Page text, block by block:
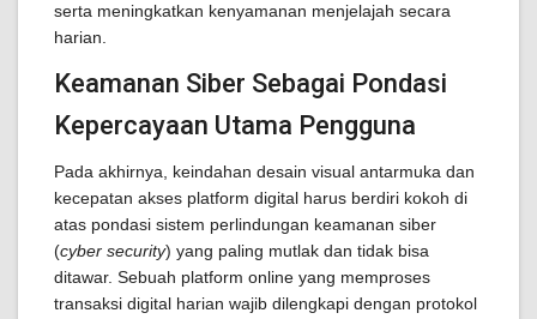
serta meningkatkan kenyamanan menjelajah secara
harian.
Keamanan Siber Sebagai Pondasi
Kepercayaan Utama Pengguna
Pada akhirnya, keindahan desain visual antarmuka dan
kecepatan akses platform digital harus berdiri kokoh di
atas pondasi sistem perlindungan keamanan siber
(cyber security) yang paling mutlak dan tidak bisa
ditawar. Sebuah platform online yang memproses
transaksi digital harian wajib dilengkapi dengan protokol